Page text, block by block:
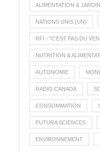
ALIMENTATION & JARDIN
NATIONS UNIS (UN)
RFI - "C'EST PAS DU
NUTRITION &
AUTONOMIE
RADIO CANADA
CONSOMMATION
FUTURA SCIENCES
ENVIRONNEMENT